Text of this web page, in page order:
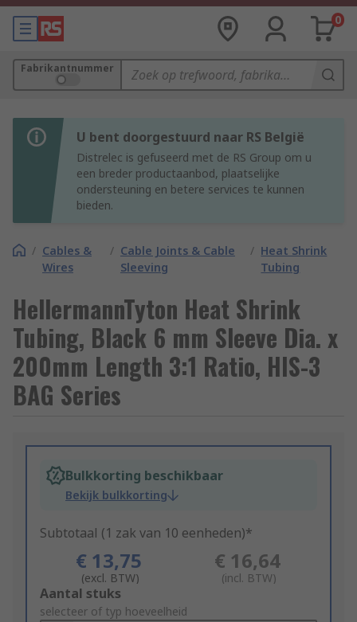
0
Fabrikantnummer
U bent doorgestuurd naar RS België
Distrelec is gefuseerd met de RS Group om u
een breder productaanbod, plaatselijke
ondersteuning en betere services te kunnen
bieden.
/ Cables &
Wires
/ Cable Joints & Cable
Sleeving
/ Heat Shrink
Tubing
HellermannTyton Heat Shrink
Tubing, Black 6 mm Sleeve Dia. x
200mm Length 3:1 Ratio, HIS-3
BAG Series
Bulkkorting beschikbaar
Bekijk bulkkorting
Subtotaal (1 zak van 10 eenheden)*
€ 13,75
(excl. BTW)
€ 16,64
(incl. BTW)
Add
to
Aantal stuks
selecteer of typ hoeveelheid